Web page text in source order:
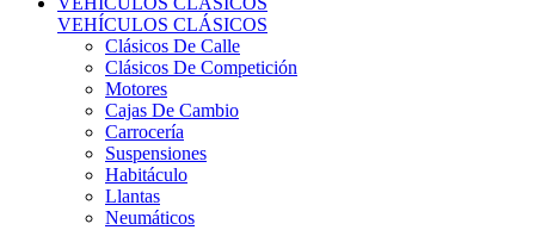
Clásicos De Calle
Clásicos De Competición
Motores
Cajas De Cambio
Carrocería
Suspensiones
Habitáculo
Llantas
Neumáticos
ANUNCIOS DE COMPRA